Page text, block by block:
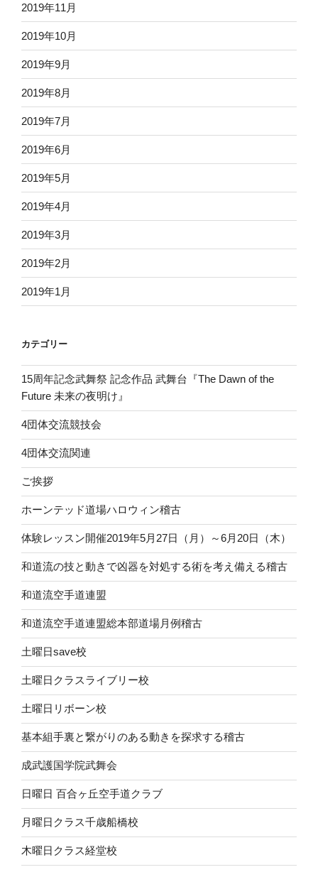
2019年11月
2019年10月
2019年9月
2019年8月
2019年7月
2019年6月
2019年5月
2019年4月
2019年3月
2019年2月
2019年1月
カテゴリー
15周年記念武舞祭 記念作品 武舞台『The Dawn of the
Future 未来の夜明け』
4団体交流競技会
4団体交流関連
ご挨拶
ホーンテッド道場ハロウィン稽古
体験レッスン開催2019年5月27日（月）～6月20日（木）
和道流の技と動きで凶器を対処する術を考え備える稽古
和道流空手道連盟
和道流空手道連盟総本部道場月例稽古
土曜日save校
土曜日クラスライブリー校
土曜日リボーン校
基本組手裏と繋がりのある動きを探求する稽古
成武護国学院武舞会
日曜日 百合ヶ丘空手道クラブ
月曜日クラス千歳船橋校
木曜日クラス経堂校